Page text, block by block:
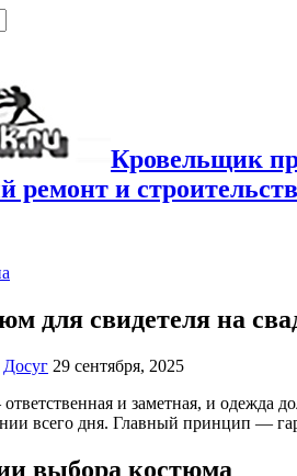
Кровельщик
ремонт и
для свидетеля на
Досуг 29 сентября, 2025
и заметная, и одежда
всего дня. Главный принцип —
выбора костюма